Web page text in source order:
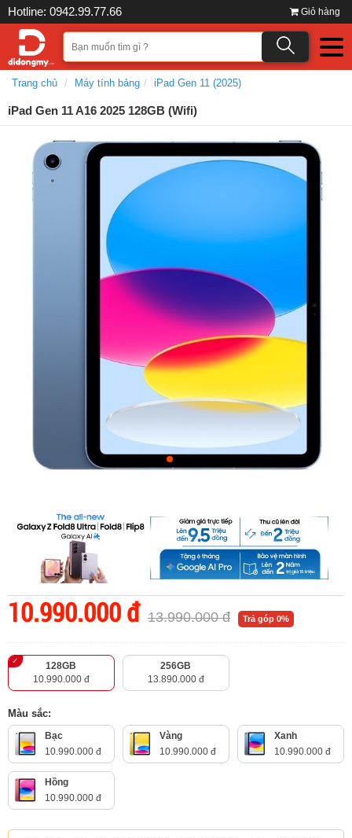
Hotline: 0942.99.77.66 Giỏ hàng
Trang chủ Máy tính bảng iPad Gen 11 (2025)
iPad Gen 11 A16 2025 128GB (Wifi)
10.990.000 đ 13.990.000 đ Trả góp 0%
128GB
10.990.000 đ
256GB
13.890.000 đ
Màu sắc:
Bạc
10.990.000 đ
Vàng
10.990.000 đ
Xanh
10.990.000 đ
Hồng
10.990.000 đ